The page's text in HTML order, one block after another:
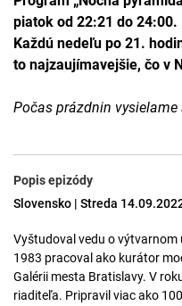
piatok od 22:21 do 24:00.
Každú nedeľu po 21.
to najzaujímavejšie, čo v
Počas prázdnin vysielame
Popis epizódy
Slovensko | Streda
Vyštudoval vedu o výtvarnom
1983 pracoval ako kurátor
Galérii mesta Bratislavy. V
riaditeľa. Pripravil viac ako